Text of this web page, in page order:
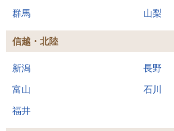
群馬 山梨
信越・北陸
新潟 長野
富山 石川
福井